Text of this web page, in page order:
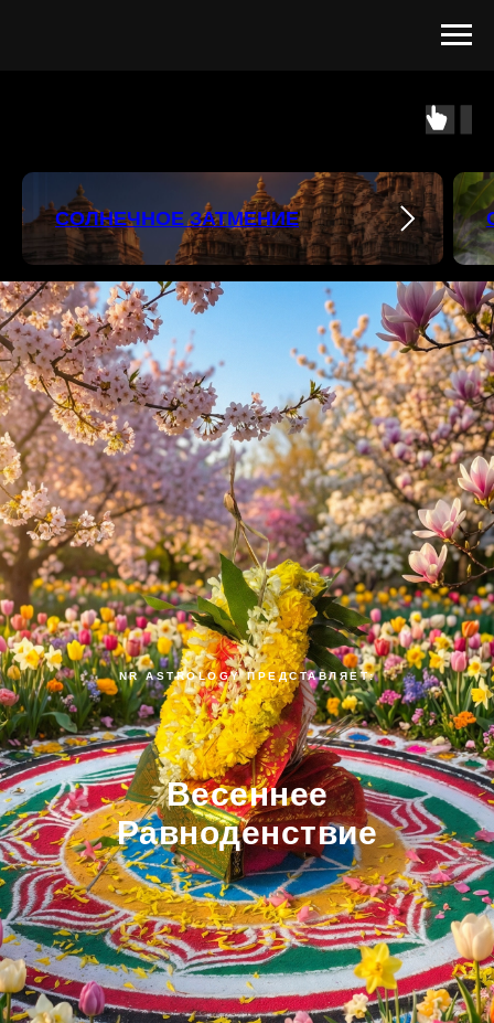
СОЛНЕЧНОЕ ЗАТМЕНИЕ
NR ASTROLOGY ПРЕДСТАВЛЯЕТ:
Весеннее
Равноденствие